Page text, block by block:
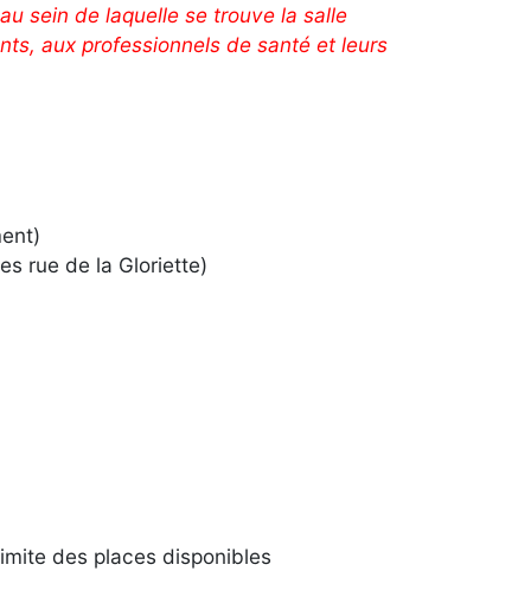
sein de laquelle se trouve la salle
aux professionnels de santé et leurs
rue de la Gloriette)
des places disponibles